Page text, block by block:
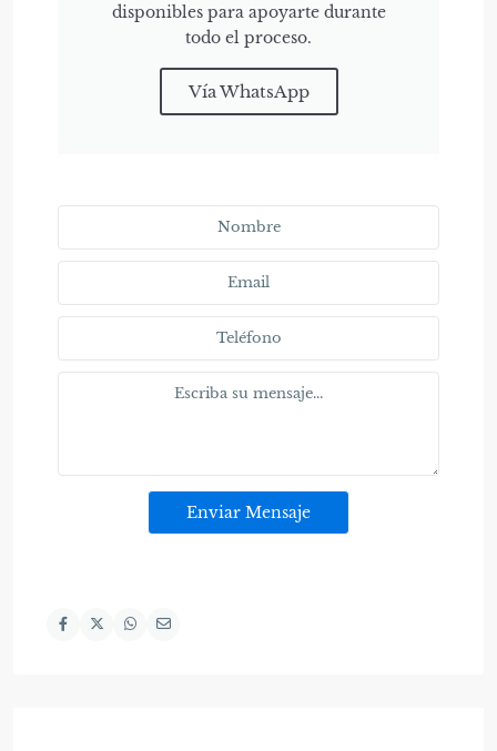
disponibles para apoyarte durante
todo el proceso.
Vía WhatsApp
Enviar Mensaje